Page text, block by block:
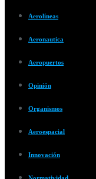
Aerolíneas
Aeronautica
Aeropuertos
Opinión
Organismos
Aeroespacial
Innovación